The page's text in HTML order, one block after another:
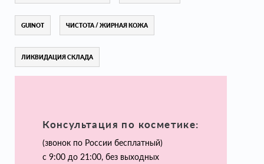
GUINOT ЧИСТОТА / ЖИРНАЯ КОЖА
ЛИКВИДАЦИЯ СКЛАДА
Консультация по косметике:
(звонок по России бесплатный)
с 9:00 до 21:00, без выходных